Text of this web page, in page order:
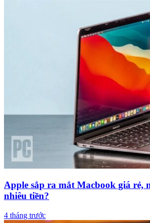
Apple sắp ra mắt Macbook giá rẻ,
nhiêu tiền?
4 tháng trước